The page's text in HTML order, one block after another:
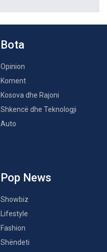
Bota
Opinion
Koment
Kosova dhe Rajoni
Shkencë dhe Teknologji
Auto
Pop News
Showbiz
Lifestyle
Fashion
Shëndeti